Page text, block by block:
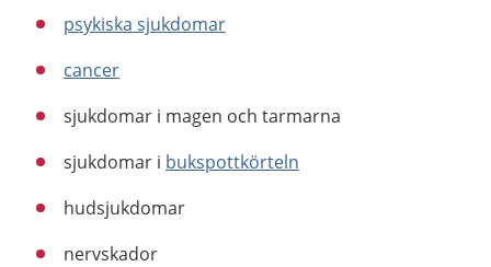
psykiska sjukdomar
cancer
sjukdomar i magen och tarmarna
sjukdomar i bukspottkörteln
hudsjukdomar
nervskador